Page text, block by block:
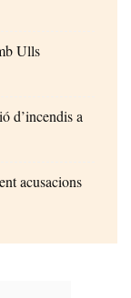
Ulls
d’incendis a
acusacions